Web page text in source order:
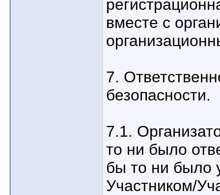
вместе с
7.
безопасности.
7.1.
то ни было
бы то ни было
Участником/